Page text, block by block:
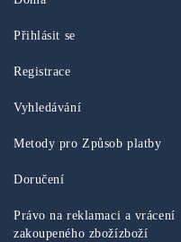
Přihlásit se
Registrace
Vyhledávání
Metody pro Způsob platby
Doručení
Právo na reklamaci a vrácení
zakoupeného zbožízboží